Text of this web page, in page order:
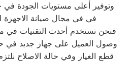
وتوفير أعلى مستويات الجودة في
في في مجال صيانة الاجهزة
فنحن نستخدم أحدث التقنيات في
وصول العميل على جهاز جديد في
قطع الغيار وفي حالة الاصلاح